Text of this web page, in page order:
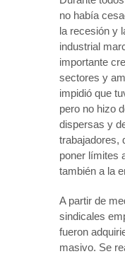
no había
la recesión y
industrial
importante
sectores y
impidió que
pero no hizo
dispersas y
trabajadores,
poner límites
también a la
A partir de
sindicales
fueron
masivo. Se